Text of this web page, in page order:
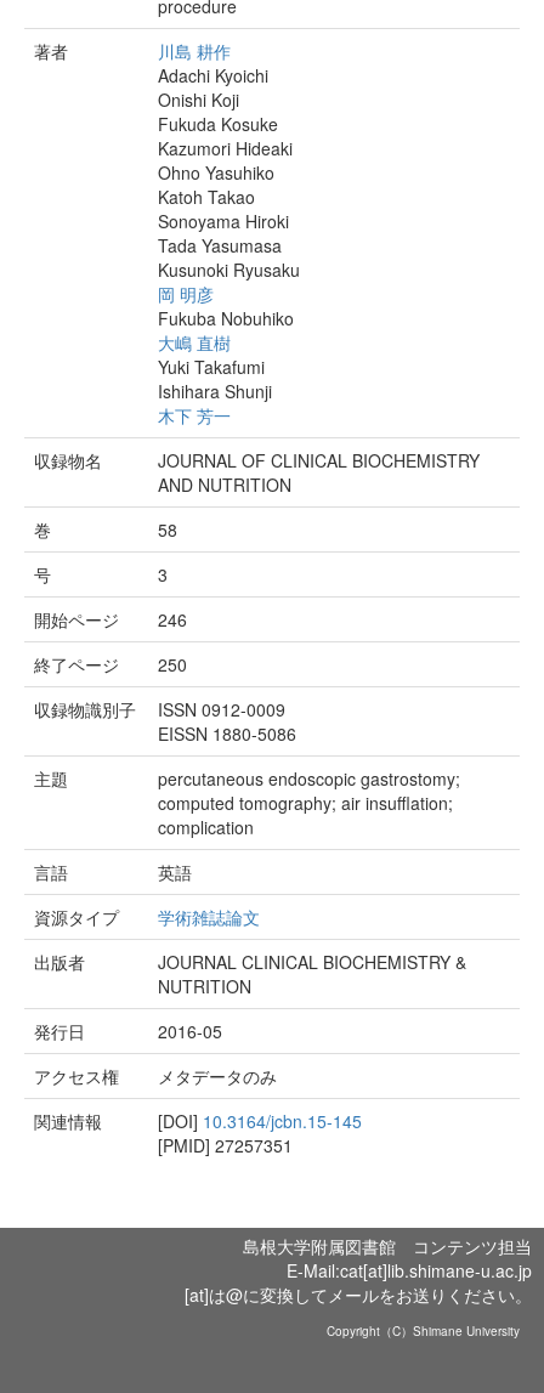
procedure
著者
川島 耕作
Adachi Kyoichi
Onishi Koji
Fukuda Kosuke
Kazumori Hideaki
Ohno Yasuhiko
Katoh Takao
Sonoyama Hiroki
Tada Yasumasa
Kusunoki Ryusaku
岡 明彦
Fukuba Nobuhiko
大嶋 直樹
Yuki Takafumi
Ishihara Shunji
木下 芳一
収録物名
JOURNAL OF CLINICAL BIOCHEMISTRY
AND NUTRITION
巻
58
号
3
開始ページ
246
終了ページ
250
収録物識別子
ISSN 0912-0009
EISSN 1880-5086
主題
percutaneous endoscopic gastrostomy;
computed tomography; air insufflation;
complication
言語
英語
資源タイプ
学術雑誌論文
出版者
JOURNAL CLINICAL BIOCHEMISTRY &
NUTRITION
発行日
2016-05
アクセス権
メタデータのみ
関連情報
[DOI] 10.3164/jcbn.15-145
[PMID] 27257351
島根大学附属図書館 コンテンツ担当
E-Mail:cat[at]lib.shimane-u.ac.jp
[at]は@に変換してメールをお送りください。
Copyright（C）Shimane University